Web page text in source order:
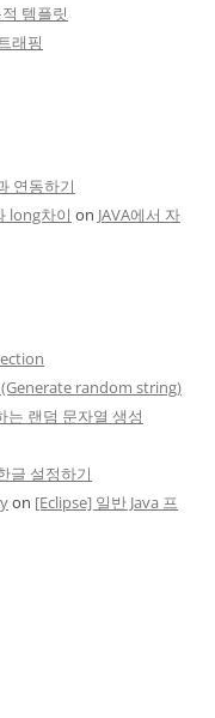
템플릿
래핑
연동하기
long차이 on JAVA에서 자
(Generate random string)
는 랜덤 문자열 생성
글 설정하기
on [Eclipse] 일반 Java 프